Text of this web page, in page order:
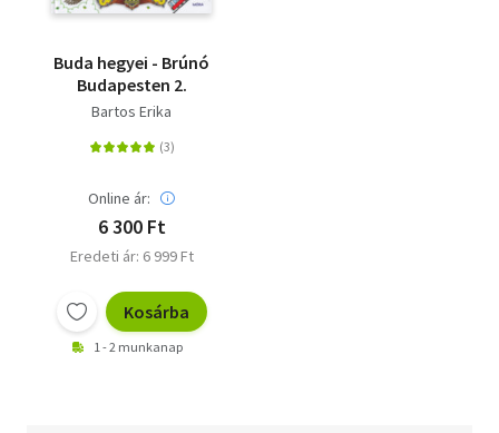
Buda hegyei - Brúnó
Budapesten 2.
Bartos Erika
Online ár:
6 300 Ft
Eredeti ár: 6 999 Ft
Kosárba
1 - 2 munkanap